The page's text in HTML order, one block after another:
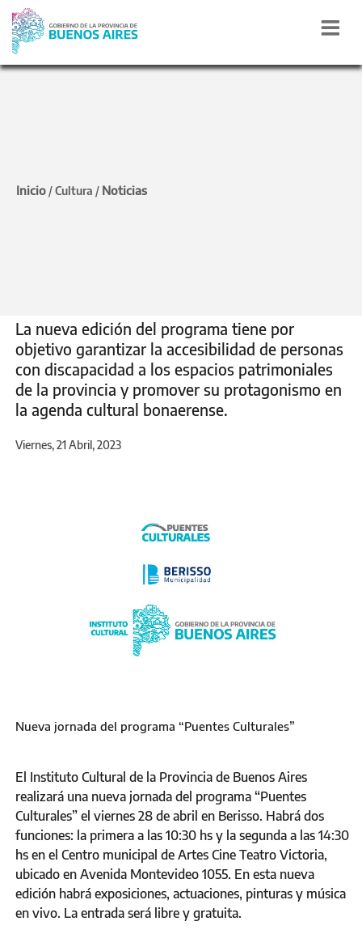
Inicio /Cultura / Noticias
El Instituto Cultural llega
La nueva edición del programa tiene por
objetivo garantizar la accesibilidad de personas
con discapacidad a los espacios patrimoniales
de la provincia y promover su protagonismo en
la agenda cultural bonaerense.
Viernes, 21 Abril, 2023
Nueva jornada del programa “Puentes Culturales”
El Instituto Cultural de la Provincia de Buenos Aires
realizará una nueva jornada del programa “Puentes
Culturales” el viernes 28 de abril en Berisso. Habrá dos
funciones: la primera a las 10:30 hs y la segunda a las 14:30
hs en el Centro municipal de Artes Cine Teatro Victoria,
ubicado en Avenida Montevideo 1055. En esta nueva
edición habrá exposiciones, actuaciones, pinturas y música
en vivo. La entrada será libre y gratuita.